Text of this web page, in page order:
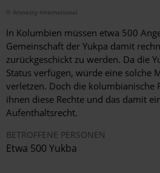
© Amnesty International
In Kolumbien müssen etwa 500
Gemeinschaft der Yukpa damit
zurückgeschickt zu werden. Da die
Status verfügen, würde eine solche
verletzen. Doch die kolumbianische
ihnen diese Rechte und das damit
Aufenthaltsrecht.
BETROFFENE PERSONEN
Etwa 500 Yukba